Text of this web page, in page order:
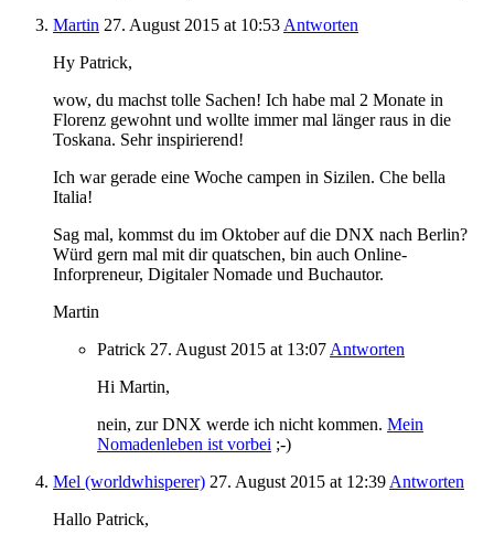
Martin 27. August 2015 at 10:53 Antworten
Hy Patrick,
wow, du machst tolle Sachen! Ich habe mal 2 Monate in
Florenz gewohnt und wollte immer mal länger raus in die
Toskana. Sehr inspirierend!
Ich war gerade eine Woche campen in Sizilen. Che bella
Italia!
Sag mal, kommst du im Oktober auf die DNX nach Berlin?
Würd gern mal mit dir quatschen, bin auch Online-
Inforpreneur, Digitaler Nomade und Buchautor.
Martin
Patrick 27. August 2015 at 13:07 Antworten
Hi Martin,
nein, zur DNX werde ich nicht kommen. Mein
Nomadenleben ist vorbei ;-)
Mel (worldwhisperer) 27. August 2015 at 12:39 Antworten
Hallo Patrick,